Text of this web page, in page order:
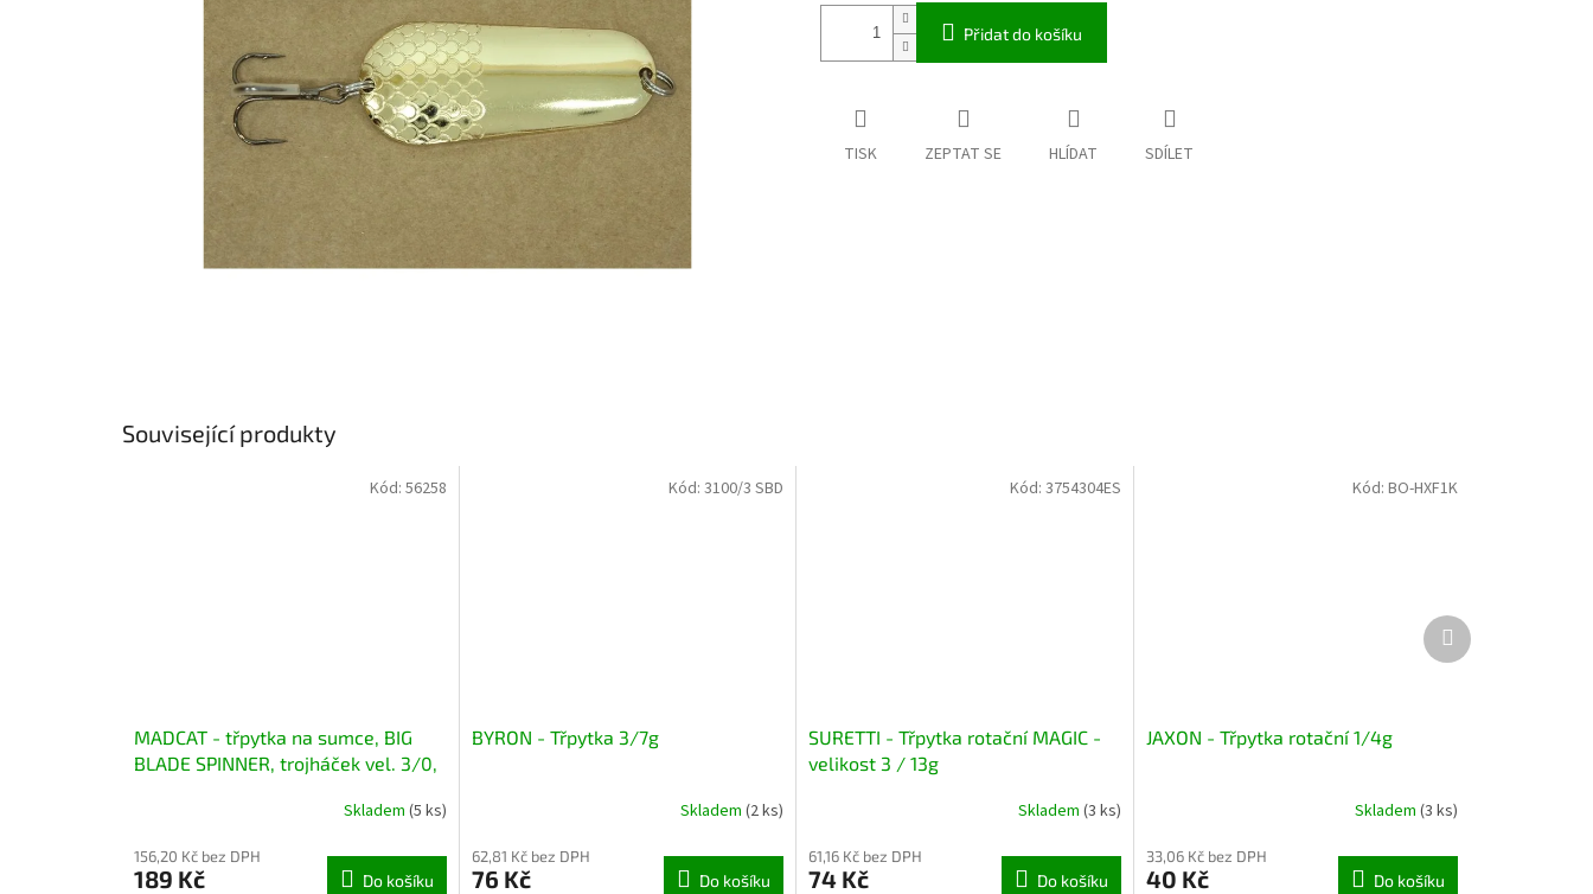
Přidat do košíku
TISK ZEPTAT SE HLÍDAT SDÍLET
Související produkty
MADCAT - třpytka na sumce, BIG
BLADE SPINNER, trojháček vel. 3/0,
Skladem (5 ks)
156,20 Kč bez DPH
189 Kč Do košíku
Kód: 56258
BYRON - Třpytka 3/7g
Skladem (2 ks)
62,81 Kč bez DPH
76 Kč Do košíku
Kód: 3100/3 SBD
SURETTI - Třpytka rotační MAGIC -
velikost 3 / 13g
Skladem (3 ks)
61,16 Kč bez DPH
74 Kč Do košíku
Kód: 3754304ES
JAXON - Třpytka rotační 1/4g
Skladem (3 ks)
33,06 Kč bez DPH
40 Kč Do košíku
Kód: BO-HXF1K
Další
produkt